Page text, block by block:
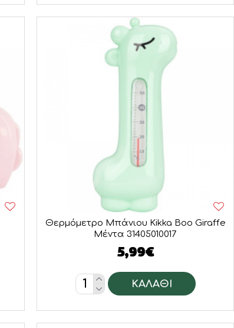
Θερμόμετρο Μπάνιου Kikka Boo Giraffe
Μέντα 31405010017
5,99€
ΚΑΛΆΘΙ